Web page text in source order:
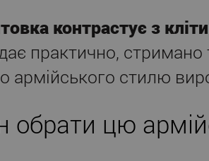
контрастує з
практично, стримано
армійського стилю
обрати цю